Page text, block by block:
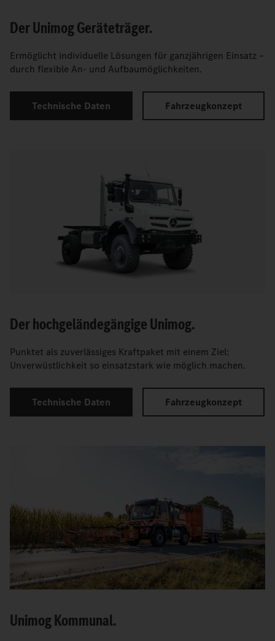
Der Unimog Geräteträger.
Ermöglicht individuelle Lösungen für ganzjährigen Einsatz –
durch flexible An- und Aufbaumöglichkeiten.
Technische Daten Fahrzeugkonzept
Der hochgeländegängige Unimog.
Punktet als zuverlässiges Kraftpaket mit einem Ziel:
Unverwüstlichkeit so einsatzstark wie möglich machen.
Technische Daten Fahrzeugkonzept
Unimog Kommunal.